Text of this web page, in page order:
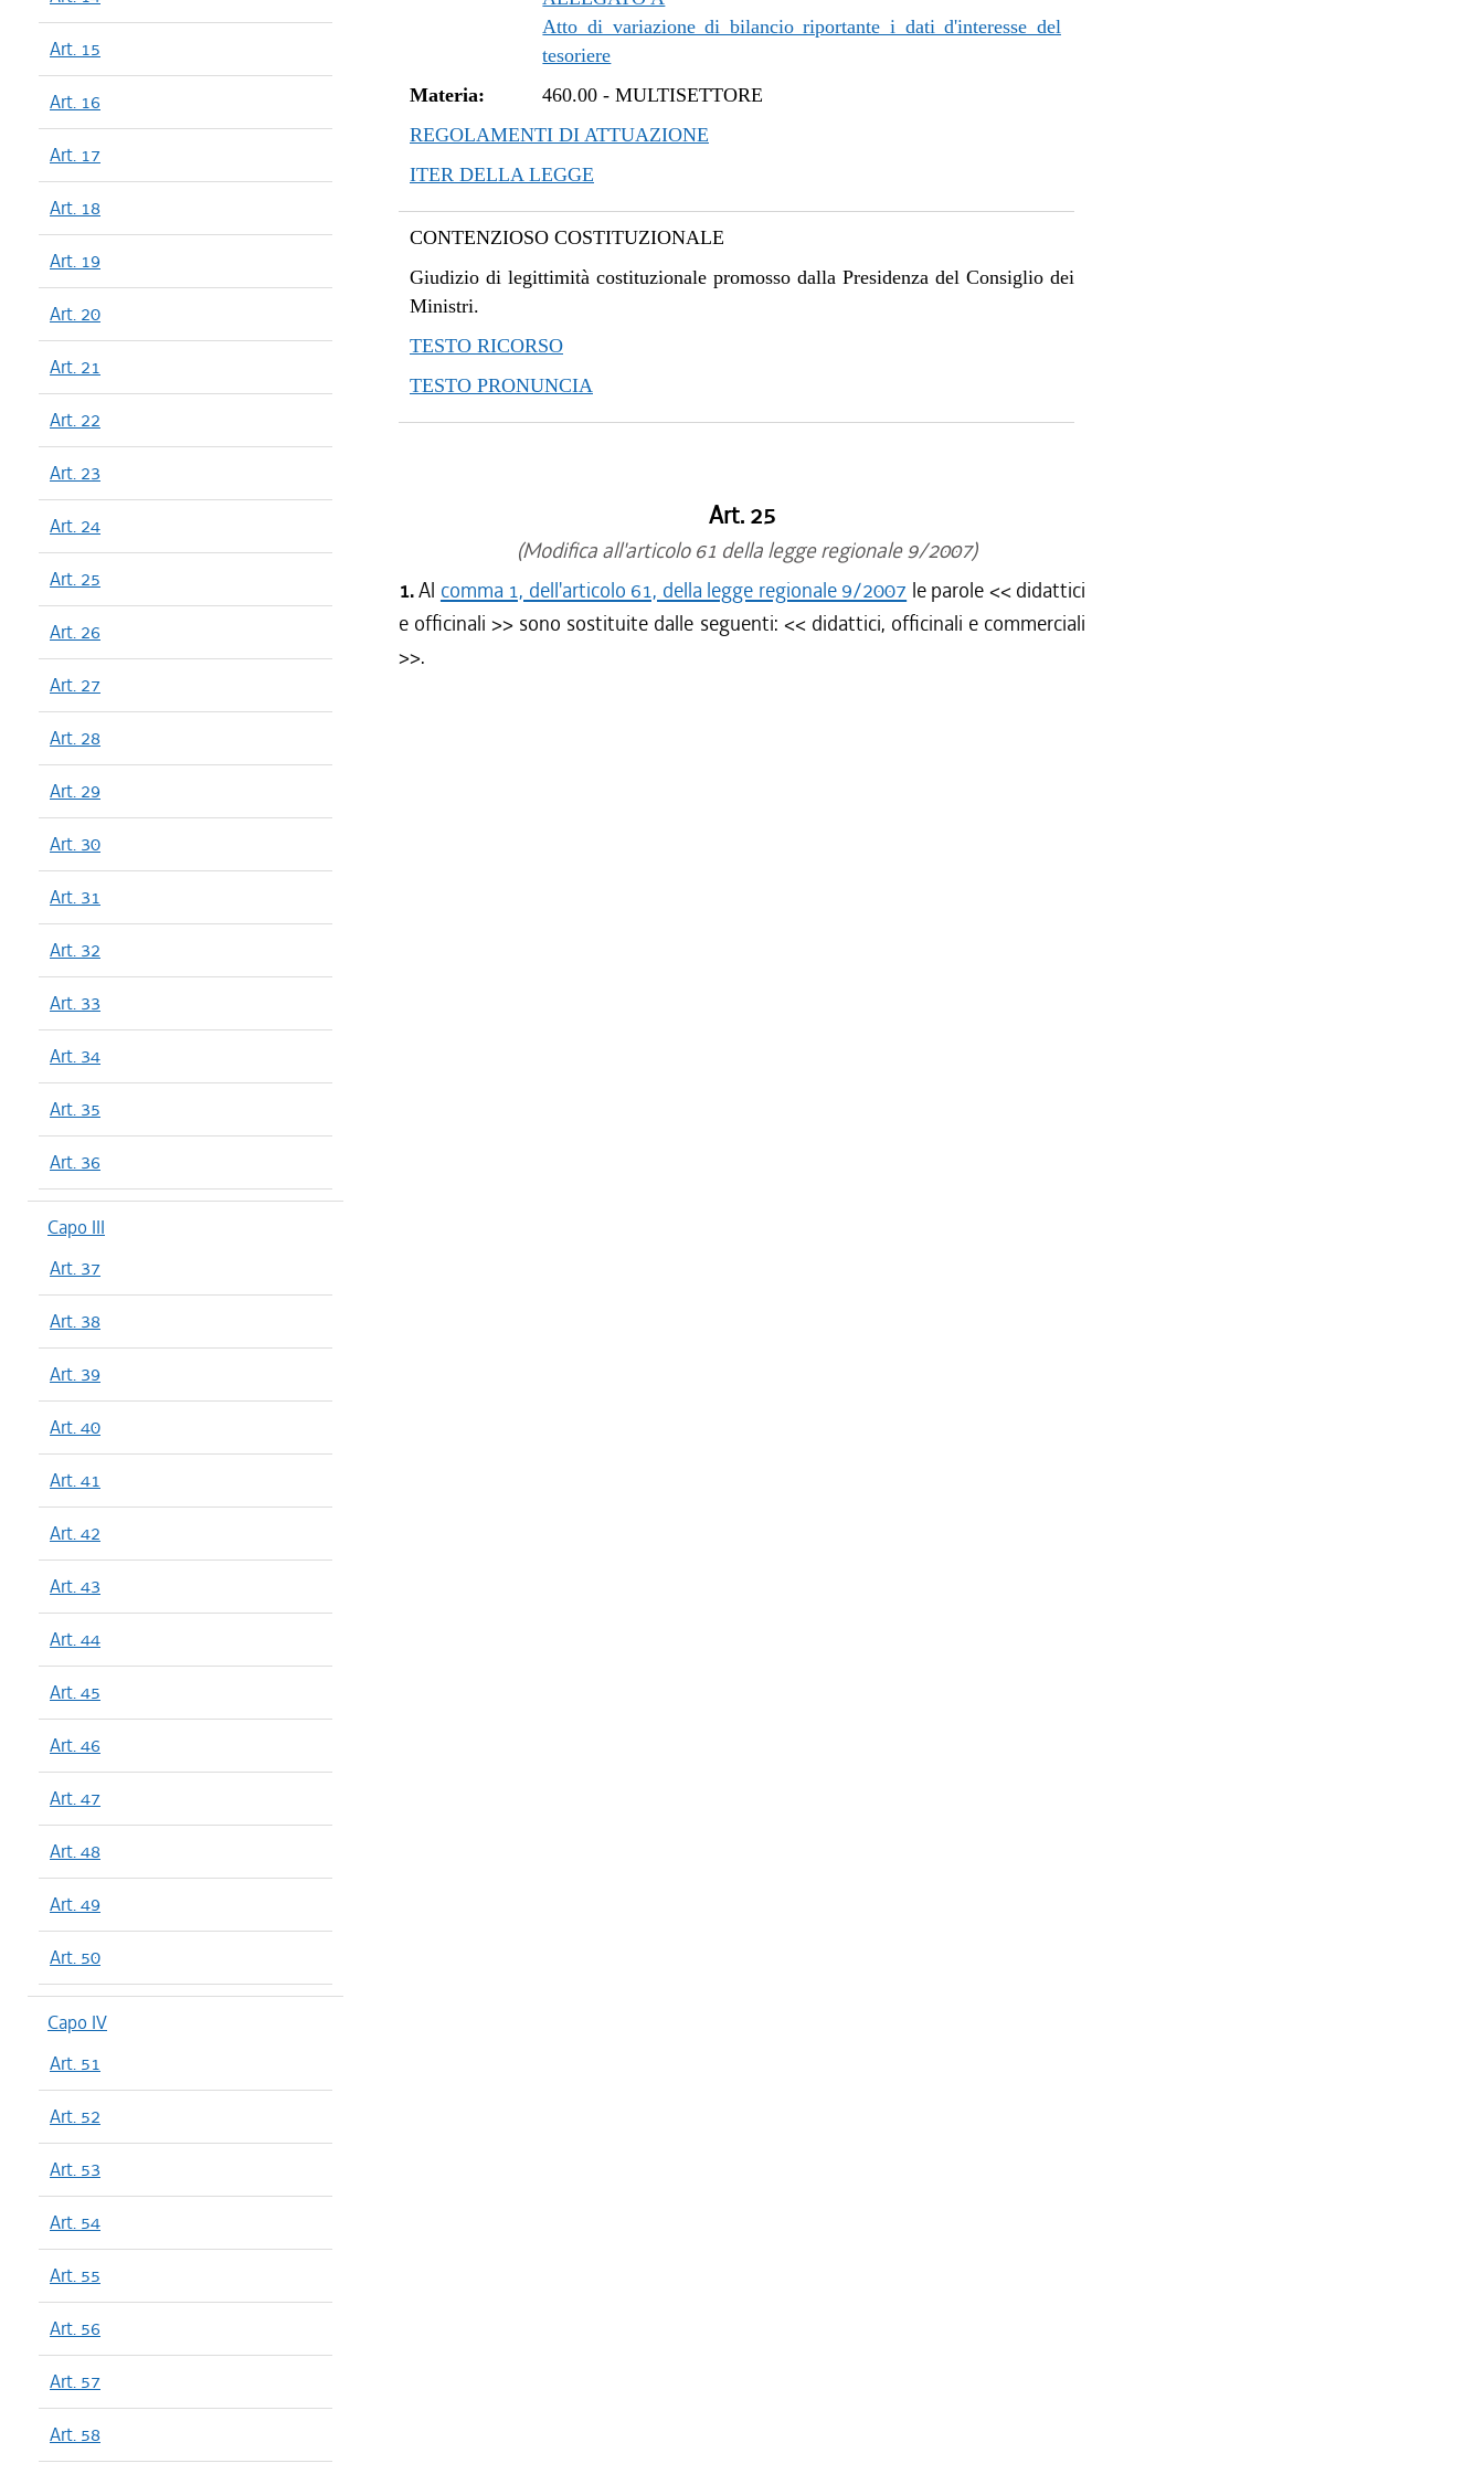
Art. 15
Art. 16
Art. 17
Art. 18
Art. 19
Art. 20
Art. 21
Art. 22
Art. 23
Art. 24
Art. 25
Art. 26
Art. 27
Art. 28
Art. 29
Art. 30
Art. 31
Art. 32
Art. 33
Art. 34
Art. 35
Art. 36
Capo III
Art. 37
Art. 38
Art. 39
Art. 40
Art. 41
Art. 42
Art. 43
Art. 44
Art. 45
Art. 46
Art. 47
Art. 48
Art. 49
Art. 50
Capo IV
Art. 51
Art. 52
Art. 53
Art. 54
Art. 55
Art. 56
Art. 57
Art. 58
Atto di variazione di bilancio riportante i dati d'interesse del
tesoriere
Materia:
460.00 -MULTISETTORE
REGOLAMENTI DI ATTUAZIONE
ITER DELLA LEGGE
CONTENZIOSO COSTITUZIONALE
Giudizio di legittimità costituzionale promosso dalla Presidenza del Consiglio dei
Ministri.
TESTO RICORSO
TESTO PRONUNCIA
Art. 25
(Modifica all'articolo 61 della legge regionale 9/2007)
1.Al comma 1, dell'articolo 61, della legge regionale 9/2007 le parole << didattici
e officinali >> sono sostituite dalle seguenti: << didattici, officinali e commerciali
>>.